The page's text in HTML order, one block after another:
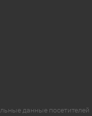
данные посетителей